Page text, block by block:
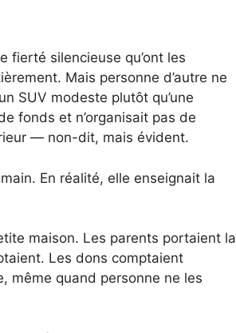
fierté silencieuse qu’ont les
Mais personne d’autre ne
SUV modeste plutôt qu’une
fonds et n’organisait pas de
— non-dit, mais évident.
En réalité, elle enseignait la
maison. Les parents portaient la
Les dons comptaient
même quand personne ne les